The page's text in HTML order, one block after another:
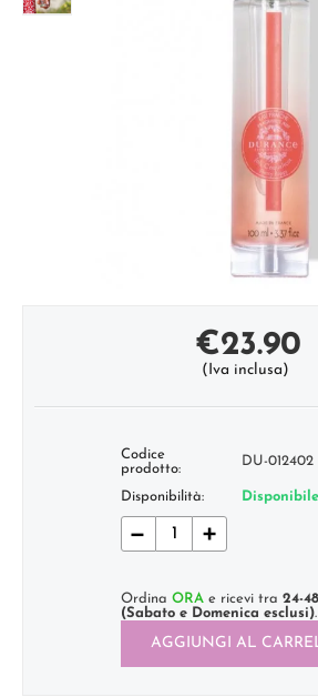
€23.90
(Iva inclusa)
Codice
prodotto:
DU-012402
Disponibilità: Disponibile
+
−
Ordina ORA e ricevi tra 24-
(Sabato e Domenica esclusi).
AGGIUNGI AL